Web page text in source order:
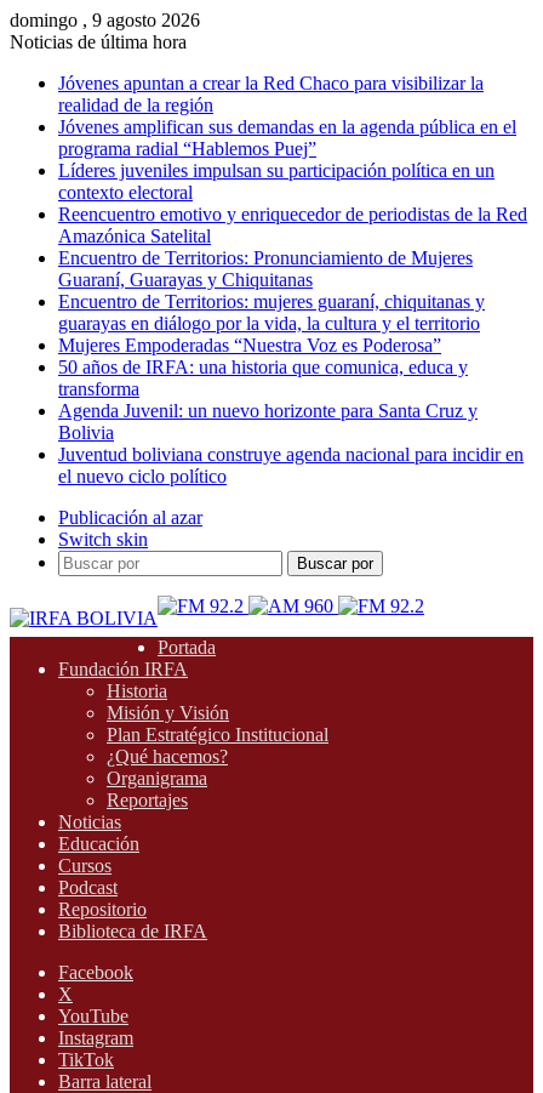
domingo , 9 agosto 2026
Noticias de última hora
Jóvenes apuntan a crear la Red Chaco para visibilizar la
realidad de la región
Jóvenes amplifican sus demandas en la agenda pública en el
programa radial “Hablemos Puej”
Líderes juveniles impulsan su participación política en un
contexto electoral
Reencuentro emotivo y enriquecedor de periodistas de la Red
Amazónica Satelital
Encuentro de Territorios: Pronunciamiento de Mujeres
Guaraní, Guarayas y Chiquitanas
Encuentro de Territorios: mujeres guaraní, chiquitanas y
guarayas en diálogo por la vida, la cultura y el territorio
Mujeres Empoderadas “Nuestra Voz es Poderosa”
50 años de IRFA: una historia que comunica, educa y
transforma
Agenda Juvenil: un nuevo horizonte para Santa Cruz y
Bolivia
Juventud boliviana construye agenda nacional para incidir en
el nuevo ciclo político
Publicación al azar
Switch skin
Buscar por
Portada
Fundación IRFA
Historia
Misión y Visión
Plan Estratégico Institucional
¿Qué hacemos?
Organigrama
Reportajes
Noticias
Educación
Cursos
Podcast
Repositorio
Biblioteca de IRFA
Facebook
X
YouTube
Instagram
TikTok
Barra lateral